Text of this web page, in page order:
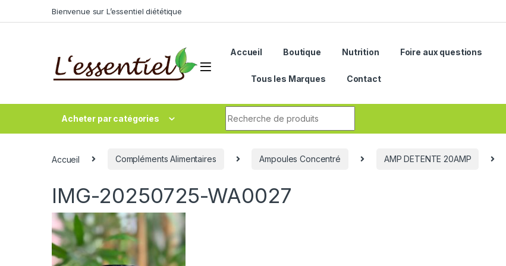
Bienvenue sur L’essentiel diététique
Accueil Boutique Nutrition Foire aux questions
Tous les Marques Contact
Acheter par catégories
Accueil Compléments Alimentaires Ampoules Concentré AMP DETENTE 20AMP
IMG-20250725-WA0027